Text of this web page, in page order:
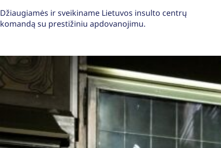
Džiaugiamės ir sveikiname Lietuvos insulto centrų
komandą su prestižiniu apdovanojimu.